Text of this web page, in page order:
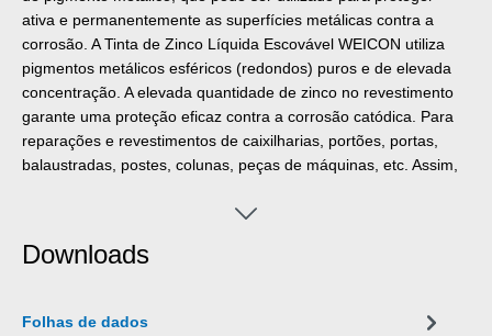
ativa e permanentemente as superfícies metálicas contra a
corrosão. A Tinta de Zinco Líquida Escovável WEICON utiliza
pigmentos metálicos esféricos (redondos) puros e de elevada
concentração. A elevada quantidade de zinco no revestimento
garante uma proteção eficaz contra a corrosão catódica. Para
reparações e revestimentos de caixilharias, portões, portas,
balaustradas, postes, colunas, peças de máquinas, etc. Assim,
superfície estiver danificada, as moléculas de zinco reagem
que protegem o material de base da corrosão.
Downloads
Folhas de dados